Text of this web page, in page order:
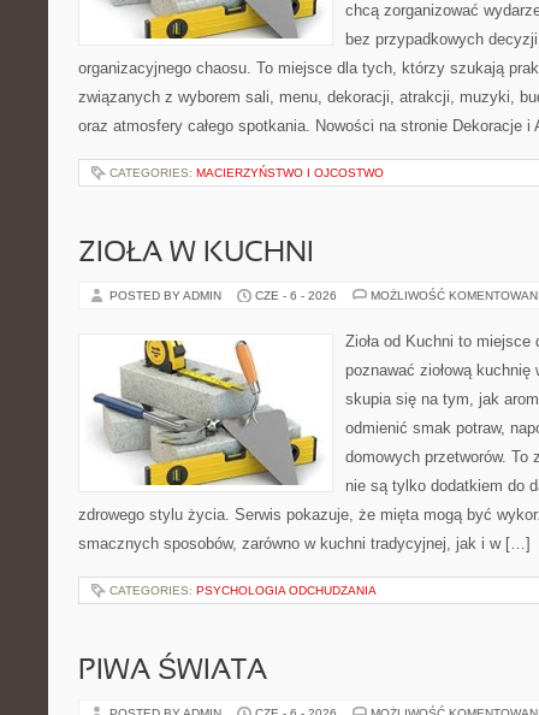
chcą zorganizować
bez przypadkowych
organizacyjnego chaosu. To miejsce dla tych, którzy szukają
związanych z wyborem sali, menu, dekoracji, atrakcji, muzyki,
oraz atmosfery całego spotkania. Nowości na stronie Dekoracje
CATEGORIES: MACIERZYŃSTWO I OJCOSTWO
ZIOŁA W KUCHNI
POSTED BY ADMIN CZE - 6 - 2026 MOŻLIWOŚĆ
Zioła od Kuchni to
poznawać ziołową
skupia się na tym, jak
odmienić smak potraw,
domowych przetworów. To
nie są tylko dodatkiem do
zdrowego stylu życia. Serwis pokazuje, że mięta mogą być
smacznych sposobów, zarówno w kuchni tradycyjnej, jak i w […]
CATEGORIES: PSYCHOLOGIA ODCHUDZANIA
PIWA ŚWIATA